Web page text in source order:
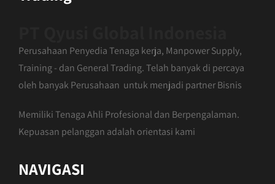
Perusahaan Penyedia Tenaga kerja, Manpower Supply,
Training - dan General Trading. Telah banyak di percaya
oleh banyak Perusahaan untuk menjadi partner Bisnis
Memiliki Tenaga Ahli Profesional dan Berpengalaman.
Kepuasan pelanggan adalah orientasi kami
NAVIGASI